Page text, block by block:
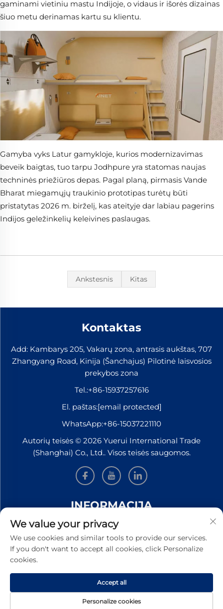
gaminami vietiniu mastu Indijoje, o vidaus ir išorės dizainas
šiuo metu derinamas kartu su klientu.
Gamyba vyks Latur gamykloje, kurios modernizavimas
beveik baigtas, tuo tarpu Jodhpure yra statomas naujas
techninės priežiūros depas. Pagal planą, pirmasis Vande
Bharat miegamųjų traukinio prototipas turėtų būti
pristatytas 2026 m. birželį, kas ateityje dar labiau pagerins
Indijos geležinkelių keleivines paslaugas.
Ankstesnis Kitas
Kontaktas
Add: Kambarys 205, Vakarų zona, antrasis aukštas, 707
Zhangyang Road, Kinija (Šanchajus) Pilotinė laisvosios
prekybos zona
Tel.:+86-15937257616
El. paštas:[email protected]
WhatsApp:+86-15037221110
Autorių teisės © 2026 Yuerui International Trade
(Shanghai) Co., Ltd.. Visos teisės saugomos.
INFORMACIJA
Užsiregistruokite, kad gautumėte mūsų savaitinį
naujienlaiškį
Pateikti
We value your privacy
We use cookies and similar tools to provide our services.
If you don't want to accept all cookies, click Personalize
cookies.
Personalize cookies
Accept all